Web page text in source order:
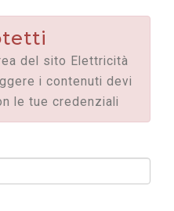
del sito Elettricità
i contenuti devi
le tue credenziali